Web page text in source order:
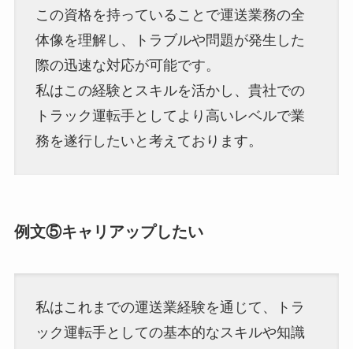
この資格を持っていることで運送業務の全
体像を理解し、トラブルや問題が発生した
際の迅速な対応が可能です。
私はこの経験とスキルを活かし、貴社での
トラック運転手としてより高いレベルで業
務を遂行したいと考えております。
例文⑤キャリアップしたい
私はこれまでの運送業経験を通じて、トラ
ック運転手としての基本的なスキルや知識